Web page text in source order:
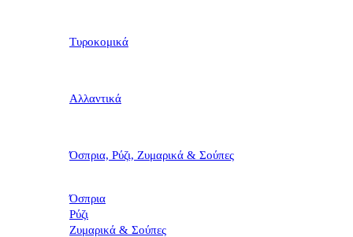
Τυροκομικά
Αλλαντικά
Όσπρια, Ρύζι, Ζυμαρικά & Σούπες
Όσπρια
Ρύζι
Ζυμαρικά & Σούπες